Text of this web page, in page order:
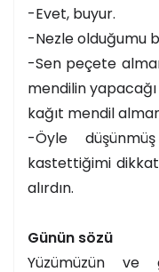
-Evet, buyur.
-Nezle olduğumu
-Sen peçete
mendilin
kağıt mendil
-Öyle
kastettiğimi
alırdın.
Günün sözü
Yüzümüzün